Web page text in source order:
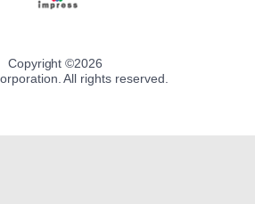
Copyright ©2026
All rights reserved.